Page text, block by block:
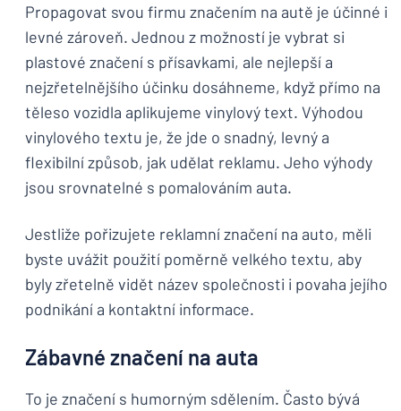
Propagovat svou firmu značením na autě je účinné i
levné zároveň. Jednou z možností je vybrat si
plastové značení s přísavkami, ale nejlepší a
nejzřetelnějšího účinku dosáhneme, když přímo na
těleso vozidla aplikujeme vinylový text. Výhodou
vinylového textu je, že jde o snadný, levný a
flexibilní způsob, jak udělat reklamu. Jeho výhody
jsou srovnatelné s pomalováním auta.
Jestliže pořizujete reklamní značení na auto, měli
byste uvážit použití poměrně velkého textu, aby
byly zřetelně vidět název společnosti i povaha jejího
podnikání a kontaktní informace.
Zábavné značení na auta
To je značení s humorným sdělením. Často bývá